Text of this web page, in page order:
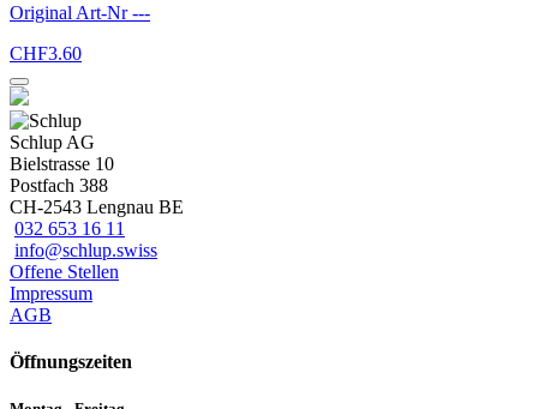
Original Art-Nr---
CHF3.60
Schlup AG
Bielstrasse 10
Postfach 388
CH-2543 Lengnau BE
032 653 16 11
info@schlup.swiss
Offene Stellen
Impressum
AGB
Öffnungszeiten